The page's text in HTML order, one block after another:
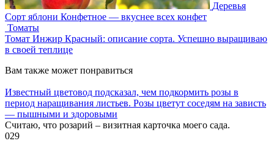
Деревья
Сорт яблони Конфетное — вкуснее всех конфет
Томаты
Томат Инжир Красный: описание сорта. Успешно выращиваю
в своей теплице
Вам также может понравиться
Известный цветовод подсказал, чем подкормить розы в
период наращивания листьев. Розы цветут соседям на зависть
— пышными и здоровыми
Считаю, что розарий – визитная карточка моего сада.
029